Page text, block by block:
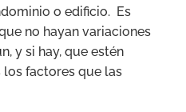
o edificio. Es
no hayan variaciones
y si hay, que estén
factores que las